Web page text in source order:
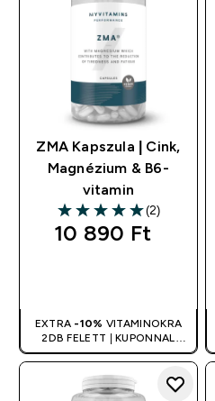
ZMA Kapszula | Cink,
Magnézium & B6-
vitamin
5 out of 5 stars
(2)
10 890 Ft‎
EXTRA -10% VITAMINOKRA
2DB FELETT | KUPONNAL
ÖSSZEVONHATÓ